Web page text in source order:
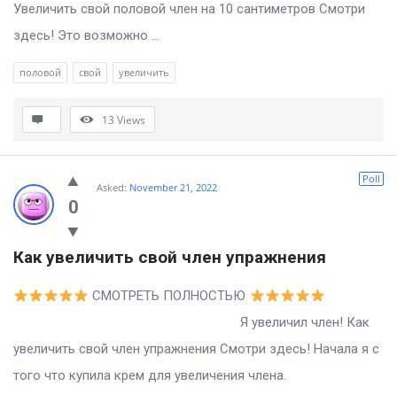
Увеличить свой половой член на 10 сантиметров Смотри
здесь! Это возможно ...
половой свой увеличить
13 Views
0
Poll
Asked: November 21, 2022
Как увеличить свой член упражнения
СМОТРЕТЬ ПОЛНОСТЬЮ
Я увеличил член! Как
увеличить свой член упражнения Смотри здесь! Начала я с
того что купила крем для увеличения члена.